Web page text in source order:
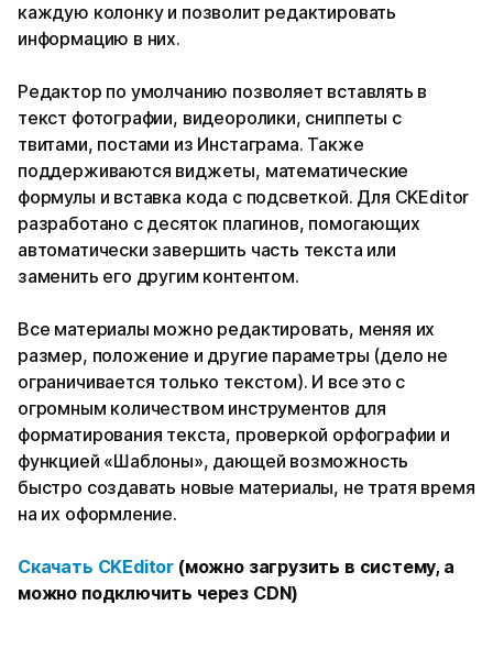
каждую колонку и позволит редактировать
информацию в них.
Редактор по умолчанию позволяет вставлять в
текст фотографии, видеоролики, сниппеты с
твитами, постами из Инстаграма. Также
поддерживаются виджеты, математические
формулы и вставка кода с подсветкой. Для CKEditor
разработано с десяток плагинов, помогающих
автоматически завершить часть текста или
заменить его другим контентом.
Все материалы можно редактировать, меняя их
размер, положение и другие параметры (дело не
ограничивается только текстом). И все это с
огромным количеством инструментов для
форматирования текста, проверкой орфографии и
функцией «Шаблоны», дающей возможность
быстро создавать новые материалы, не тратя время
на их оформление.
Скачать CKEditor (можно загрузить в систему, а
можно подключить через CDN)